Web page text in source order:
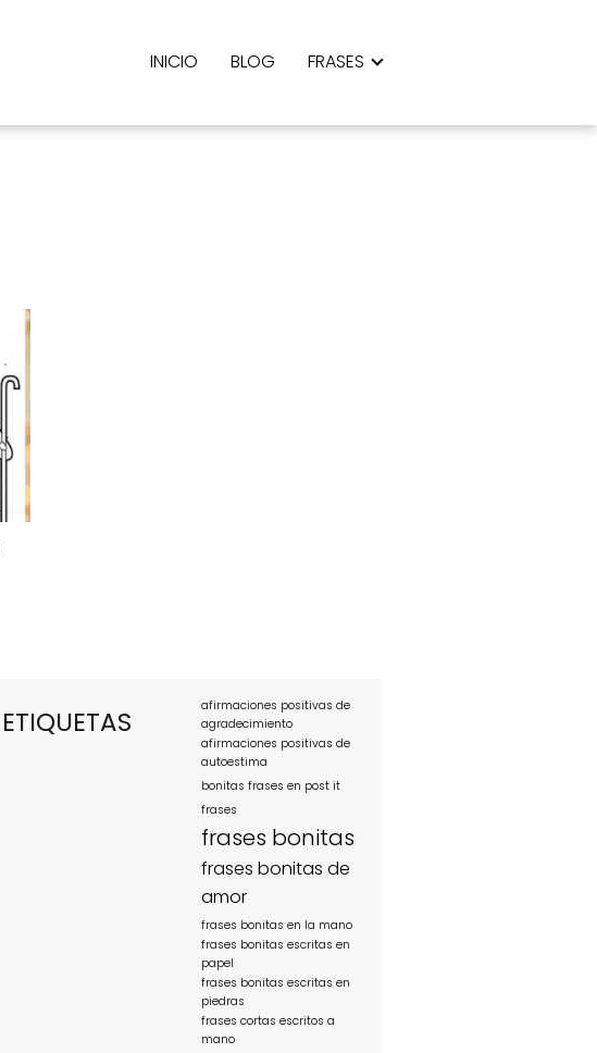
INICIO BLOG FRASES
ETIQUETAS
afirmaciones positivas de
agradecimiento
afirmaciones positivas de
autoestima
bonitas frases en post it
frases
frases bonitas
frases bonitas de
amor
frases bonitas en la mano
frases bonitas escritas en
papel
frases bonitas escritas en
piedras
frases cortas escritos a
mano